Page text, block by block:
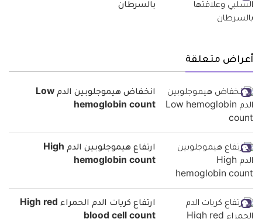
بالسرطان
أعراض متعلقة
انخفاض هيموجلوبين الدم Low
hemoglobin count
ارتفاع هيموجلوبين الدم High
hemoglobin count
ارتفاع كريات الدم الحمراء High red